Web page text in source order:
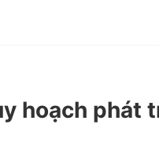
hoạch phát